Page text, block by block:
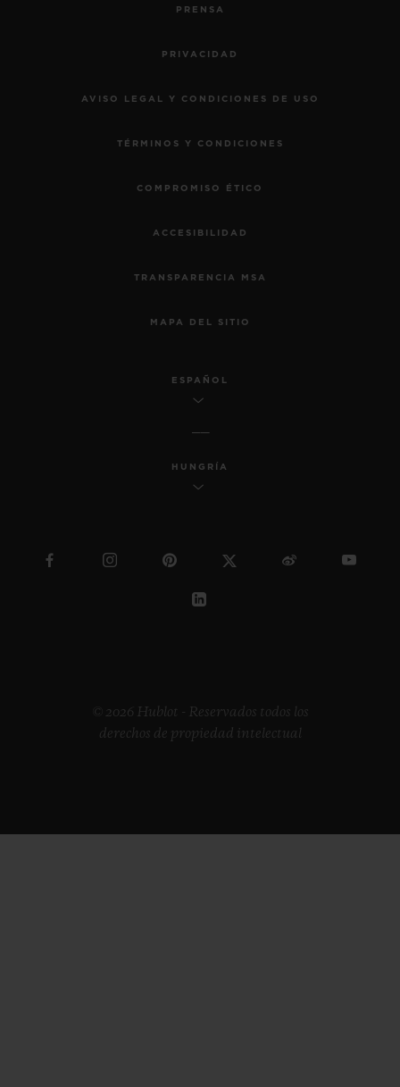
PRENSA
PRIVACIDAD
AVISO LEGAL Y CONDICIONES DE USO
TÉRMINOS Y CONDICIONES
COMPROMISO ÉTICO
ACCESIBILIDAD
TRANSPARENCIA MSA
MAPA DEL SITIO
ESPAÑOL
HUNGRÍA
© 2026 Hublot - Reservados todos los
derechos de propiedad intelectual